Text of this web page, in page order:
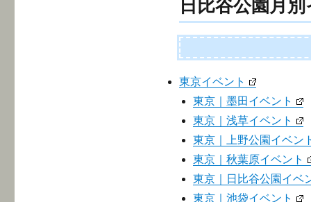
日比谷公園月
東京イベント
東京｜墨田イベント
東京｜浅草イベント
東京｜上野公園イベン
東京｜秋葉原イベント
東京｜日比谷公園イベ
東京｜池袋イベント